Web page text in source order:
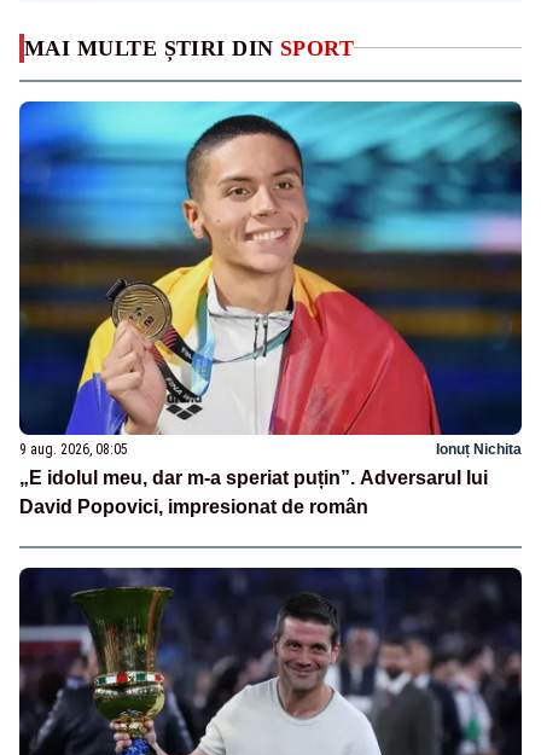
MAI MULTE ȘTIRI DIN SPORT
9 aug. 2026, 08:05 Ionuț Nichita
„E idolul meu, dar m-a speriat puțin”. Adversarul lui
David Popovici, impresionat de român